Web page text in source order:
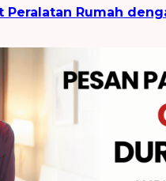
Peralatan Rumah